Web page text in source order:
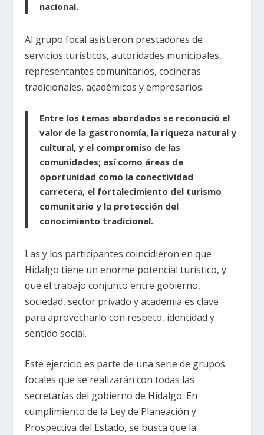
nacional.
Al grupo focal asistieron prestadores de
servicios turísticos, autoridades municipales,
representantes comunitarios, cocineras
tradicionales, académicos y empresarios.
Entre los temas abordados se reconoció el
valor de la gastronomía, la riqueza natural y
cultural, y el compromiso de las
comunidades; así como áreas de
oportunidad como la conectividad
carretera, el fortalecimiento del turismo
comunitario y la protección del
conocimiento tradicional.
Las y los participantes coincidieron en que
Hidalgo tiene un enorme potencial turístico, y
que el trabajo conjunto entre gobierno,
sociedad, sector privado y academia es clave
para aprovecharlo con respeto, identidad y
sentido social.
Este ejercicio es parte de una serie de grupos
focales que se realizarán con todas las
secretarías del gobierno de Hidalgo. En
cumplimiento de la Leyde Planeación y
Prospectiva del Estado, se busca que la